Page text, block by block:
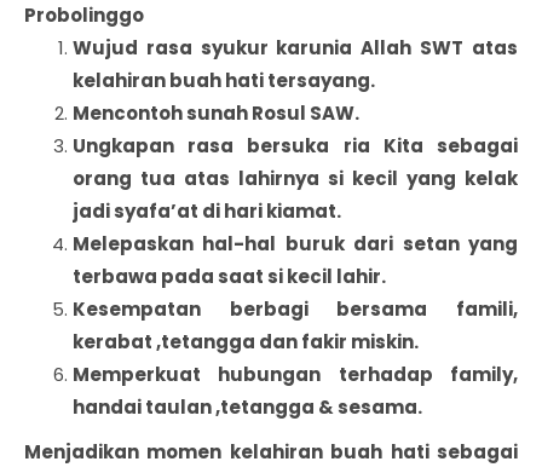
Probolinggo
Wujud rasa syukur karunia Allah SWT atas
kelahiran buah hati tersayang.
Mencontoh sunah Rosul SAW.
Ungkapan rasa bersuka ria Kita sebagai
orang tua atas lahirnya si kecil yang kelak
jadi syafa’at di hari kiamat.
Melepaskan hal-hal buruk dari setan yang
terbawa pada saat si kecil lahir.
Kesempatan berbagi bersama famili,
kerabat ,tetangga dan fakir miskin.
Memperkuat hubungan terhadap family,
handai taulan ,tetangga & sesama.
Menjadikan momen kelahiran buah hati sebagai